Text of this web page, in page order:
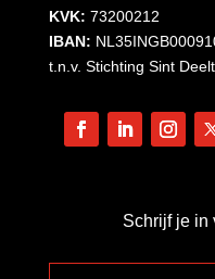
KVK: 73200212
IBAN:
t.n.v. Stichting Sint
Schrijf je in